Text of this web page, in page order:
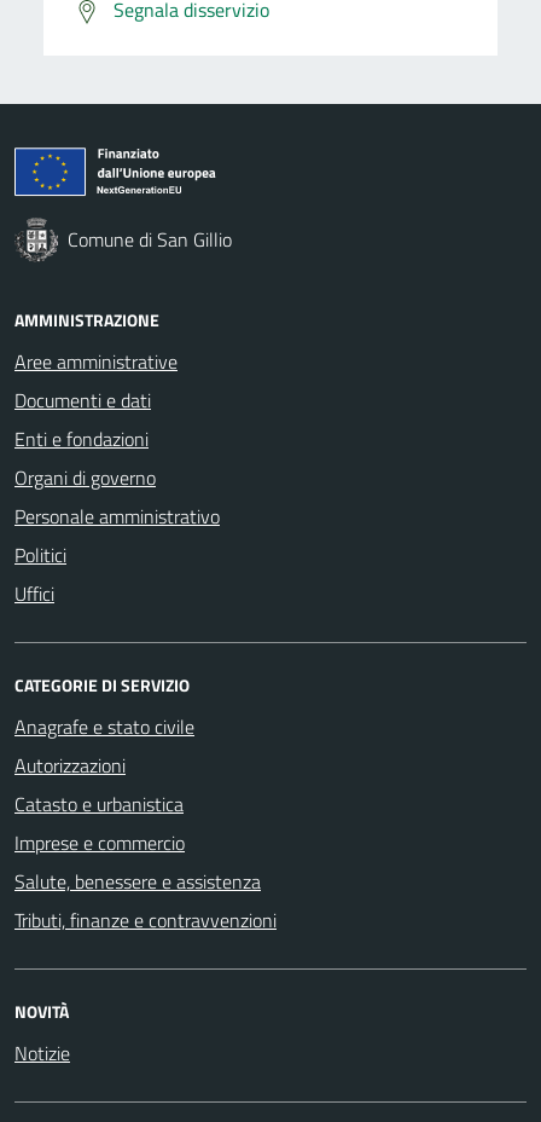
Segnala disservizio
Comune di San Gillio
AMMINISTRAZIONE
Aree amministrative
Documenti e dati
Enti e fondazioni
Organi di governo
Personale amministrativo
Politici
Uffici
CATEGORIE DI SERVIZIO
Anagrafe e stato civile
Autorizzazioni
Catasto e urbanistica
Imprese e commercio
Salute, benessere e assistenza
Tributi, finanze e contravvenzioni
NOVITÀ
Notizie